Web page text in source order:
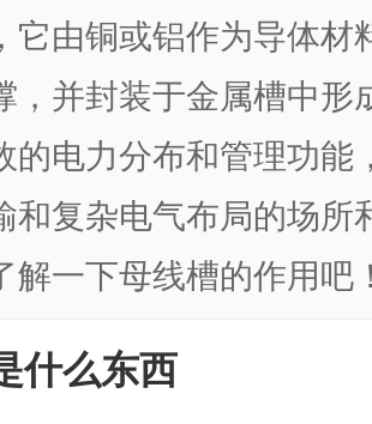
它由铜或铝作为导体材
，并封装于金属槽中形
的电力分布和管理功能
和复杂电气布局的场所
解一下母线槽的作用吧
什么东西